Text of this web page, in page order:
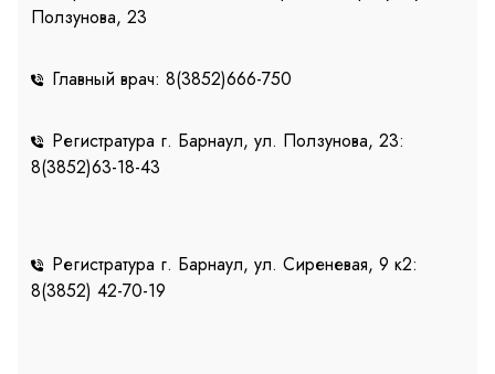
Ползунова, 23
Главный врач: 8(3852)666-750
Регистратура г. Барнаул, ул. Ползунова, 23:
8(3852)63-18-43
Регистратура г. Барнаул, ул. Сиреневая, 9 к2:
8(3852) 42-70-19